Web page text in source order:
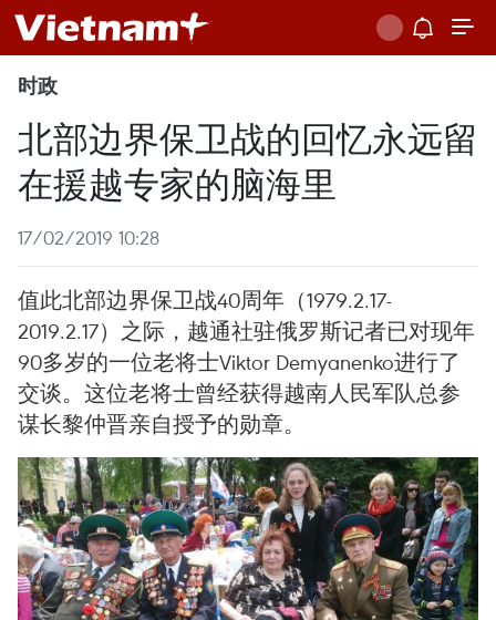
时政
北部边界保卫战的回忆永远留
在援越专家的脑海里
17/02/2019 10:28
值此北部边界保卫战40周年（1979.2.17-
2019.2.17）之际，越通社驻俄罗斯记者已对现年
90多岁的一位老将士Viktor Demyanenko进行了
交谈。这位老将士曾经获得越南人民军队总参
谋长黎仲晋亲自授予的勋章。